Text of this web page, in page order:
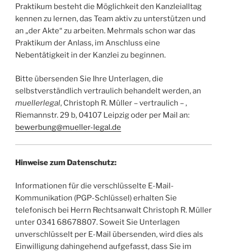
Praktikum besteht die Möglichkeit den Kanzleialltag
kennen zu lernen, das Team aktiv zu unterstützen und
an „der Akte“ zu arbeiten. Mehrmals schon war das
Praktikum der Anlass, im Anschluss eine
Nebentätigkeit in der Kanzlei zu beginnen.
Bitte übersenden Sie Ihre Unterlagen, die
selbstverständlich vertraulich behandelt werden, an
muellerlegal, Christoph R. Müller – vertraulich – ,
Riemannstr. 29 b, 04107 Leipzig oder per Mail an:
bewerbung@mueller-legal.de
Hinweise zum Datenschutz:
Informationen für die verschlüsselte E-Mail-
Kommunikation (PGP-Schlüssel) erhalten Sie
telefonisch bei Herrn Rechtsanwalt Christoph R. Müller
unter 0341 68678807. Soweit Sie Unterlagen
unverschlüsselt per E-Mail übersenden, wird dies als
Einwilligung dahingehend aufgefasst, dass Sie im